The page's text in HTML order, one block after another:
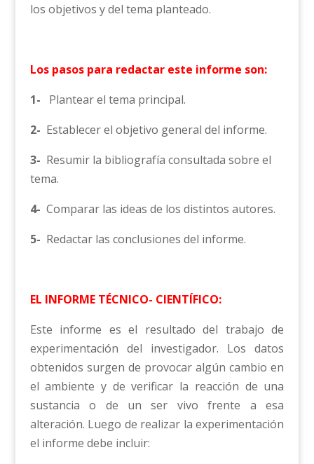
los objetivos y del tema planteado.
Los pasos para redactar este informe son:
1-
Plantear el tema principal.
2- Establecer el objetivo general del informe.
3- Resumir la bibliografía consultada sobre el
tema.
4- Comparar las ideas de los distintos autores.
5- Redactar las conclusiones del informe.
EL INFORME TÉCNICO- CIENTÍFICO:
Este informe es el resultado del trabajo de
experimentación del investigador. Los datos
obtenidos surgen de provocar algún cambio en
el ambiente y de verificar la reacción de una
sustancia o de un ser vivo frente a esa
alteración. Luego de realizar la experimentación
el informe debe incluir: